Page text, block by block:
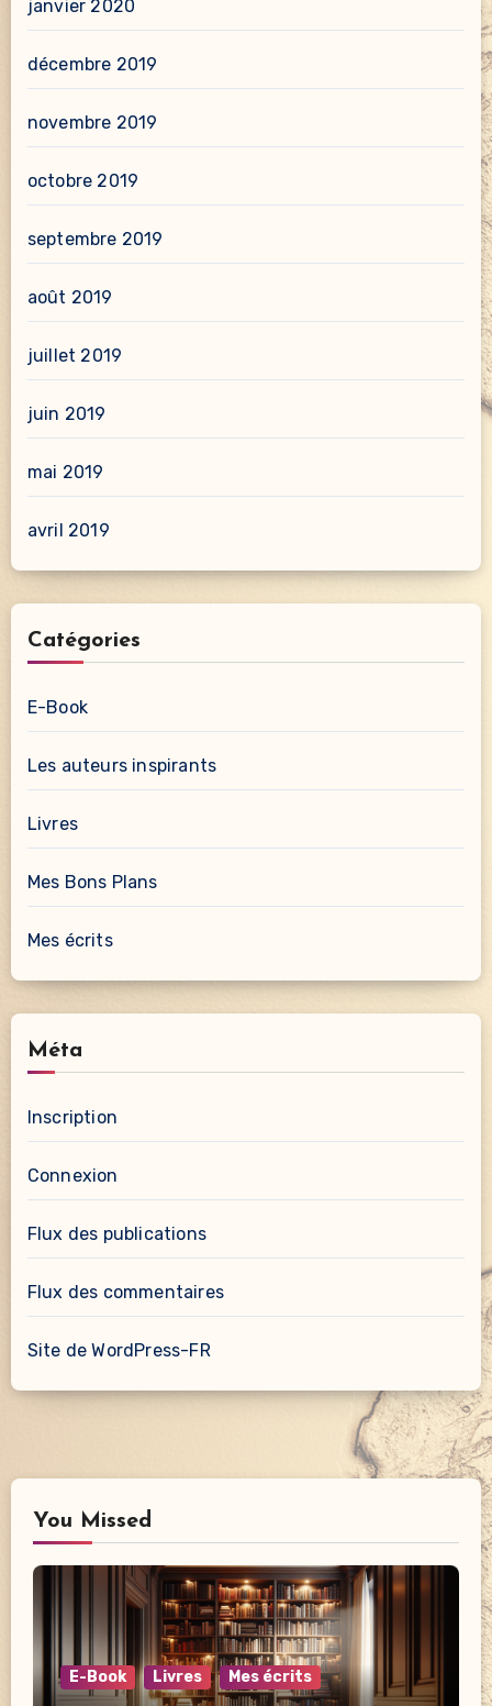
janvier 2020
décembre 2019
novembre 2019
octobre 2019
septembre 2019
août 2019
juillet 2019
juin 2019
mai 2019
avril 2019
Catégories
E-Book
Les auteurs inspirants
Livres
Mes Bons Plans
Mes écrits
Méta
Inscription
Connexion
Flux des publications
Flux des commentaires
Site de WordPress-FR
You Missed
E-Book Livres Mes écrits